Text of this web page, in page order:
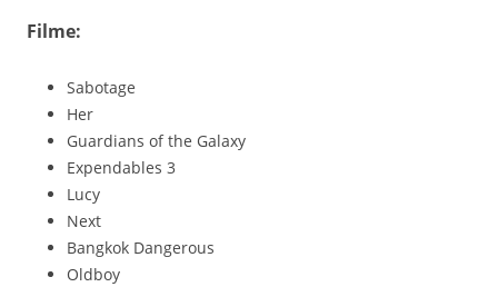
Filme:
Sabotage
Her
Guardians of the Galaxy
Expendables 3
Lucy
Next
Bangkok Dangerous
Oldboy